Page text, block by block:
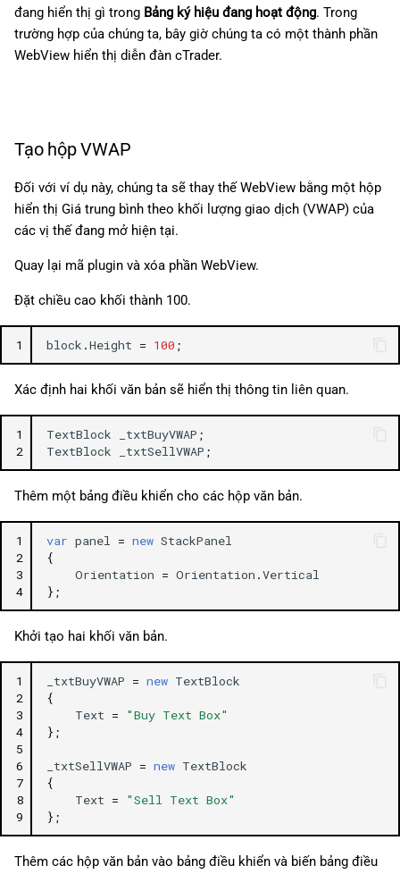
đang hiển thị gì trong Bảng ký hiệu đang hoạt động. Trong
trường hợp của chúng ta, bây giờ chúng ta có một thành phần
WebView hiển thị diễn đàn cTrader.
Tạo hộp VWAP
Đối với ví dụ này, chúng ta sẽ thay thế WebView bằng một hộp
hiển thị Giá trung bình theo khối lượng giao dịch (VWAP) của
các vị thế đang mở hiện tại.
Quay lại mã plugin và xóa phần WebView.
Đặt chiều cao khối thành 100.
1 block .Height = 100 ;
Xác định hai khối văn bản sẽ hiển thị thông tin liên quan.
1
2
TextBlock _txtBuyVWAP ;
TextBlock
_txtSellVWAP ;
Thêm một bảng điều khiển cho các hộp văn bản.
1
2
3
4
var panel = new StackPanel
{
Orientation = Orientation .Vertical
};
Khởi tạo hai khối văn bản.
1
2
3
4
5
6
7
8
9
_txtBuyVWAP = new TextBlock
{
Text =
"Buy Text Box"
};
_txtSellVWAP = new TextBlock
{
Text =
"Sell Text Box"
};
Thêm các hộp văn bản vào bảng điều khiển và biến bảng điều